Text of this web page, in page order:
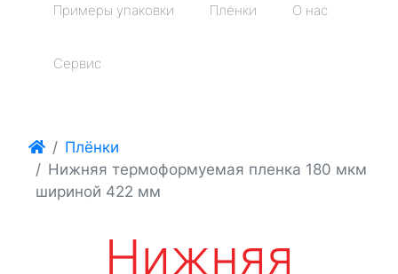
Примеры упаковки Плёнки О нас
Сервис
Плёнки
Нижняя термоформуемая пленка 180 мкм
шириной 422 мм
Нижняя